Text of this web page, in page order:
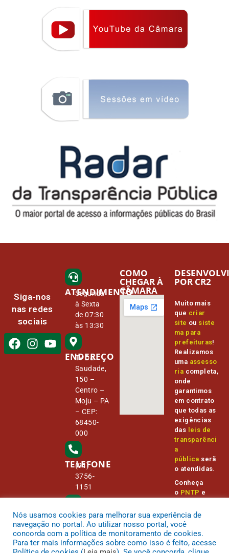
Siga-nos
nas redes
sociais
ATENDIMENTO
Segunda
à Sexta
de 07:30
às 13:30
ENDEREÇO
Tv Da
Saudade,
150 –
Centro –
Moju – PA
– CEP:
68450-
000
TELEFONE
(91)
3756-
1151
E-MAIL
camara@
cmmoju.p
a.gov.br
COMO
CHEGAR À
CÂMARA
Muito mais
que criar
site ou siste
ma para
prefeituras!
Realizamos
uma assesso
ria completa,
onde
garantimos
em contrato
que todas as
exigências
das leis de
transparênci
a
pública serã
o atendidas.
Conheça
o PNTP e
Transparênc
ia Pública
POR CR2
Nós usamos cookies para melhorar sua experiência de
navegação no portal. Ao utilizar nosso portal, você
concorda com a política de monitoramento de cookies.
Para ter mais informações sobre como isso é feito, acesse